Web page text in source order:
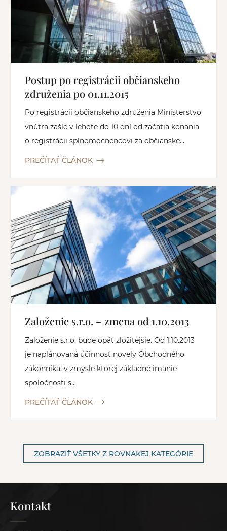
Postup po registrácii občianskeho
združenia po 01.11.2015
Po registrácii občianskeho združenia Ministerstvo
vnútra zašle v lehote do 10 dní od začatia konania
o registrácii splnomocnencovi za občianske...
PREČÍTAŤ ČLÁNOK
Založenie s.r.o. – zmena od 1.10.2013
Založenie s.r.o. bude opäť zložitejšie. Od 1.10.2013
je naplánovaná účinnosť novely Obchodného
zákonníka, v zmysle ktorej základné imanie
spoločnosti s...
PREČÍTAŤ ČLÁNOK
ZOBRAZIŤ VŠETKY Z ROVNAKEJ KATEGÓRIE
Kontakt